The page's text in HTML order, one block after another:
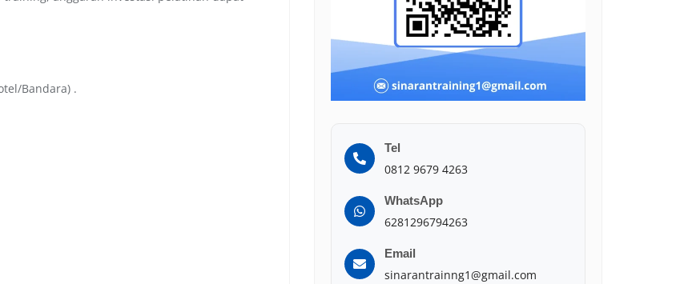
Bandara) .
Tel
0812 9679 4263
WhatsApp
6281296794263
Email
sinarantrainng1@gmail.com